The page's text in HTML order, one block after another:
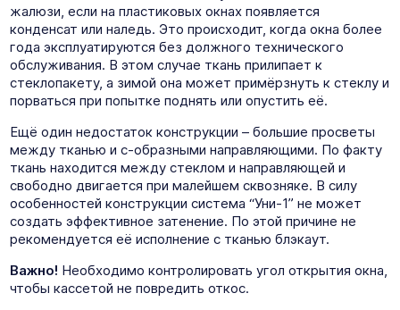
жалюзи, если на пластиковых окнах появляется
конденсат или наледь. Это происходит, когда окна более
года эксплуатируются без должного технического
обслуживания. В этом случае ткань прилипает к
стеклопакету, а зимой она может примёрзнуть к стеклу и
порваться при попытке поднять или опустить её.
Ещё один недостаток конструкции – большие просветы
между тканью и с-образными направляющими. По факту
ткань находится между стеклом и направляющей и
свободно двигается при малейшем сквозняке. В силу
особенностей конструкции система “Уни-1” не может
создать эффективное затенение. По этой причине не
рекомендуется её исполнение с тканью блэкаут.
Важно! Необходимо контролировать угол открытия окна,
чтобы кассетой не повредить откос.